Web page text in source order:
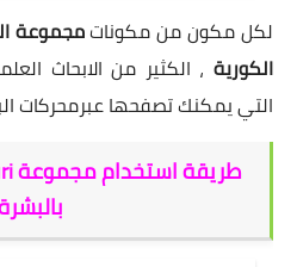
لكل مكون من مكونات
الكورية ، الكثير من الابحاث
التي يمكنك تصفحها عبرمحركات